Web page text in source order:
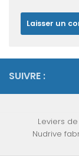
SUIVRE :
Leviers
Nudrive